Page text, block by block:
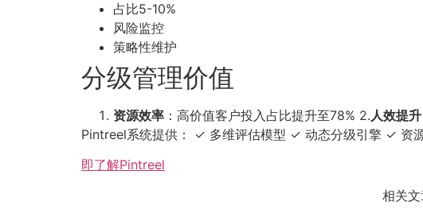
占比5-10%
风险监控
策略性维护
分级管理价值
资源效率 ：高价值客户投入占比提升至78% 2.人效提升
Pintreel系统提供： ✓ 多维评估模型 ✓ 动态分级引擎 ✓ 资
即了解Pintreel
相关文